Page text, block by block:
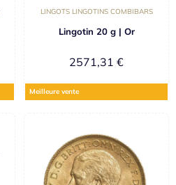
LINGOTS LINGOTINS COMBIBARS
Lingotin 20 g | Or
2571,31 €
Meilleure vente